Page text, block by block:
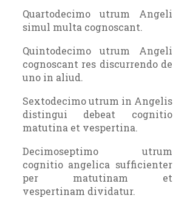
Quartodecimo utrum Angeli
simul multa cognoscant.
Quintodecimo utrum Angeli
cognoscant res discurrendo de
uno in aliud.
Sextodecimo utrum in Angelis
distingui debeat cognitio
matutina et vespertina.
Decimoseptimo utrum
cognitio angelica sufficienter
per matutinam et
vespertinam dividatur.